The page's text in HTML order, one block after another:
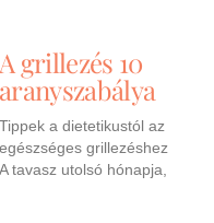
A grillezés 10
aranyszabálya
Tippek a dietetikustól az
egészséges grillezéshez
A tavasz utolsó hónapja,